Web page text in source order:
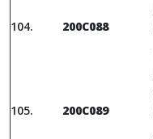
200C088
200C089